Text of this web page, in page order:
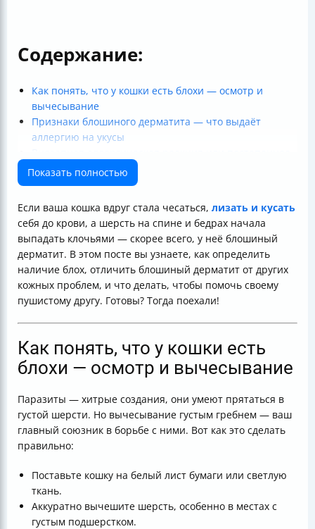
Содержание:
Как понять, что у кошки есть блохи — осмотр и
вычесывание
Признаки блошиного дерматита — что выдаёт
аллергию на укусы
развитие — как отличить?
Где чаще всего проявляется блошиный дерматит у
Как отличить блошиный дерматит от других кожных
заболеваний
Диагностика блошиного дерматита — эффективные
методы
Как использовать вычесывание и фекальные тесты
Обработка кошки и окружающей среды — как
уничтожить блох
Как защитить кошку от расчесов и вторичной
Препараты для снятия зуда и воспаления
Витамины и добавки для восстановления кожи и
Когда подстригать кошку при блошином дерматите
Профилактика блошиного дерматита — регулярность
и комплексность
Кому доверить диагностику и лечение
дерматита у кошек
Итог
Полезные ссылки
Показать полностью
Если ваша кошка вдруг стала чесаться, лизать и кусать
себя до крови, а шерсть на спине и бедрах начала
выпадать клочьями — скорее всего, у неё блошиный
дерматит. В этом посте вы узнаете, как определить
наличие блох, отличить блошиный дерматит от других
кожных проблем, и что делать, чтобы помочь своему
пушистому другу. Готовы? Тогда поехали!
Как понять, что у кошки есть
блохи — осмотр и вычесывание
Паразиты — хитрые создания, они умеют прятаться в
густой шерсти. Но вычесывание густым гребнем — ваш
главный союзник в борьбе с ними. Вот как это сделать
правильно:
Поставьте кошку на белый лист бумаги или светлую
ткань.
Аккуратно вычешите шерсть, особенно в местах с
густым подшерстком.